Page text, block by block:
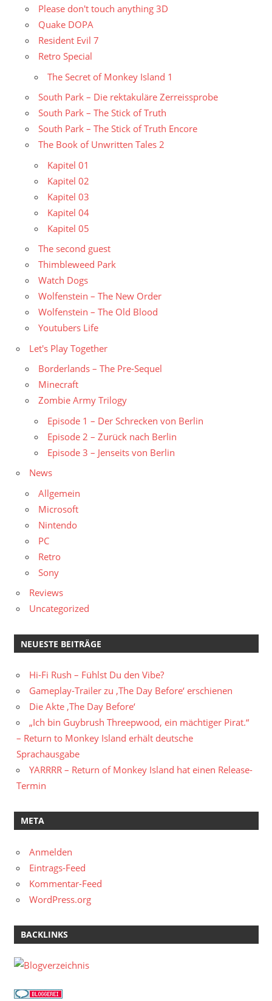
Please don't touch anything 3D
Quake DOPA
Resident Evil 7
Retro Special
The Secret of Monkey Island 1
South Park – Die rektakuläre Zerreissprobe
South Park – The Stick of Truth
South Park – The Stick of Truth Encore
The Book of Unwritten Tales 2
Kapitel 01
Kapitel 02
Kapitel 03
Kapitel 04
Kapitel 05
The second guest
Thimbleweed Park
Watch Dogs
Wolfenstein – The New Order
Wolfenstein – The Old Blood
Youtubers Life
Let's Play Together
Borderlands – The Pre-Sequel
Minecraft
Zombie Army Trilogy
Episode 1 – Der Schrecken von Berlin
Episode 2 – Zurück nach Berlin
Episode 3 – Jenseits von Berlin
News
Allgemein
Microsoft
Nintendo
PC
Retro
Sony
Reviews
Uncategorized
NEUESTE BEITRÄGE
Hi-Fi Rush – Fühlst Du den Vibe?
Gameplay-Trailer zu ‚The Day Before‘ erschienen
Die Akte ‚The Day Before‘
„Ich bin Guybrush Threepwood, ein mächtiger Pirat.“
– Return to Monkey Island erhält deutsche
Sprachausgabe
YARRRR – Return of Monkey Island hat einen Release-
Termin
META
Anmelden
Eintrags-Feed
Kommentar-Feed
WordPress.org
BACKLINKS